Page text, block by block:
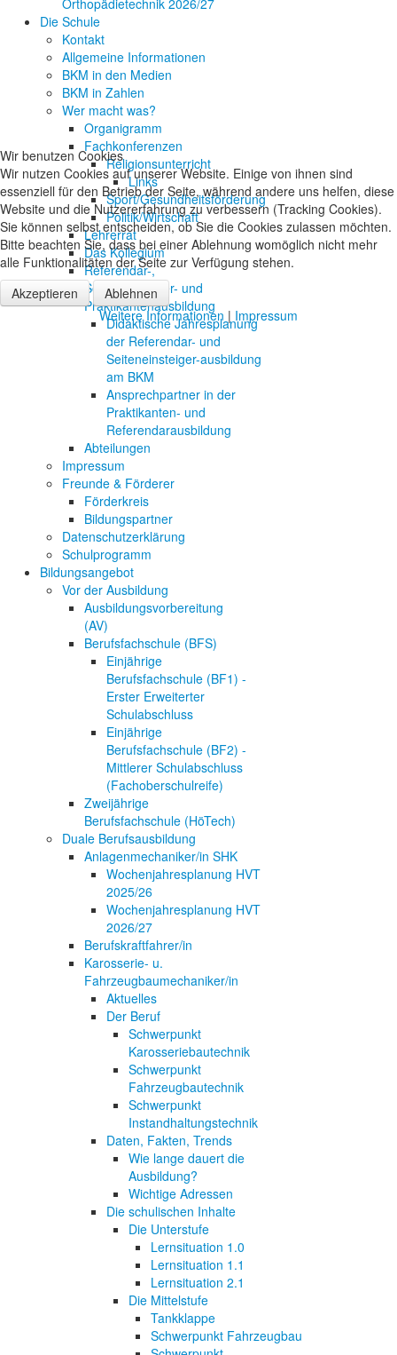
Die Schule
Kontakt
Allgemeine Informationen
BKM in den Medien
BKM in Zahlen
Wer macht was?
Organigramm
Fachkonferenzen
Religionsunterricht
Links
Sport/Gesundheitsförderung
Politik/Wirtschaft
Lehrerrat
Das Kollegium
Referendar-,
Seiteneinsteiger- und
Praktikantenausbildung
Didaktische Jahresplanung
der Referendar- und
Seiteneinsteiger-ausbildung
am BKM
Ansprechpartner in der
Praktikanten- und
Referendarausbildung
Abteilungen
Impressum
Freunde & Förderer
Förderkreis
Bildungspartner
Datenschutzerklärung
Schulprogramm
Bildungsangebot
Vor der Ausbildung
Ausbildungsvorbereitung
(AV)
Berufsfachschule (BFS)
Einjährige
Berufsfachschule (BF1) -
Erster Erweiterter
Schulabschluss
Einjährige
Berufsfachschule (BF2) -
Mittlerer Schulabschluss
(Fachoberschulreife)
Zweijährige
Berufsfachschule (HöTech)
Duale Berufsausbildung
Anlagenmechaniker/in SHK
Wochenjahresplanung HVT
2025/26
Wochenjahresplanung HVT
2026/27
Berufskraftfahrer/in
Karosserie- u.
Fahrzeugbaumechaniker/in
Aktuelles
Der Beruf
Schwerpunkt
Karosseriebautechnik
Schwerpunkt
Fahrzeugbautechnik
Schwerpunkt
Instandhaltungstechnik
Daten, Fakten, Trends
Wie lange dauert die
Ausbildung?
Wichtige Adressen
Die schulischen Inhalte
Die Unterstufe
Lernsituation 1.0
Lernsituation 1.1
Lernsituation 2.1
Die Mittelstufe
Tankklappe
Schwerpunkt Fahrzeugbau
Wir benutzen Cookies
Wir nutzen Cookies auf unserer Website. Einige von ihnen sind
essenziell für den Betrieb der Seite, während andere uns helfen, diese
Website und die Nutzererfahrung zu verbessern (Tracking Cookies).
Sie können selbst entscheiden, ob Sie die Cookies zulassen möchten.
Bitte beachten Sie, dass bei einer Ablehnung womöglich nicht mehr
alle Funktionalitäten der Seite zur Verfügung stehen.
Akzeptieren
Ablehnen
Weitere Informationen | Impressum